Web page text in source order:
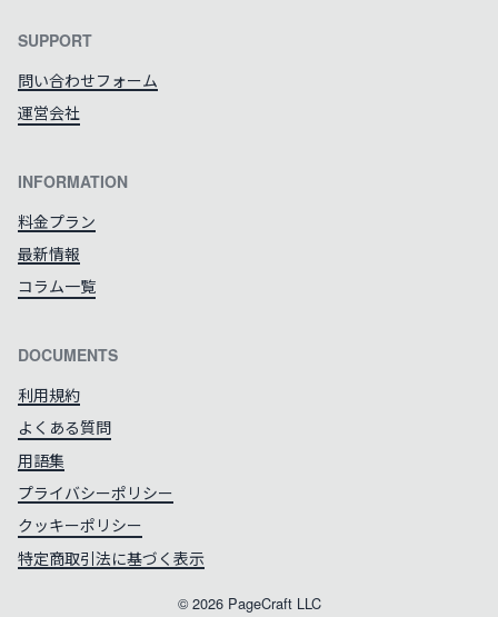
SUPPORT
問い合わせフォーム
運営会社
INFORMATION
料金プラン
最新情報
コラム一覧
DOCUMENTS
利用規約
よくある質問
用語集
プライバシーポリシー
クッキーポリシー
特定商取引法に基づく表示
©2026PageCraft LLC